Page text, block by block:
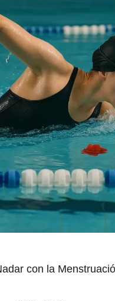
con la